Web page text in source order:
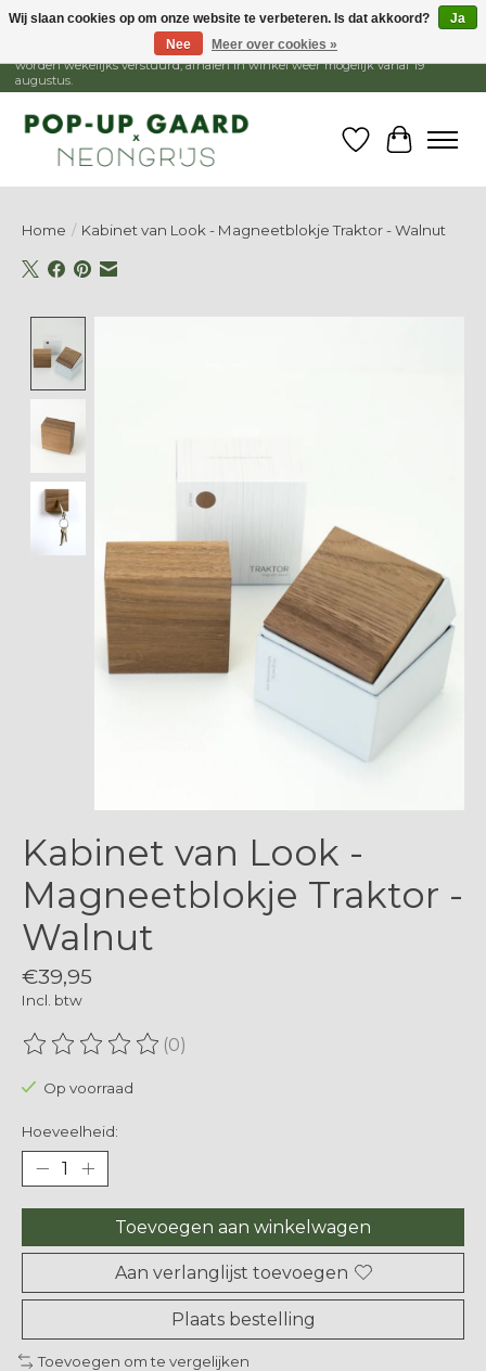
1 - 15 augustus is de winkel gesloten, webshop blijft open. Bestellingen
worden wekelijks verstuurd, afhalen in winkel weer mogelijk vanaf 19
augustus.
Verlanglijst
Home / Kabinet van Look - Magneetblokje Traktor - Walnut
Kabinet van Look -
Magneetblokje Traktor -
Walnut
€39,95
Incl. btw
De beoordeling van dit product is
(0)
Op voorraad
Hoeveelheid:
Toevoegen aan winkelwagen
Aan verlanglijst toevoegen
Plaats bestelling
Toevoegen om te vergelijken
Wij slaan cookies op om onze website te verbeteren. Is dat akkoord?
Ja
Nee
Meer over cookies »